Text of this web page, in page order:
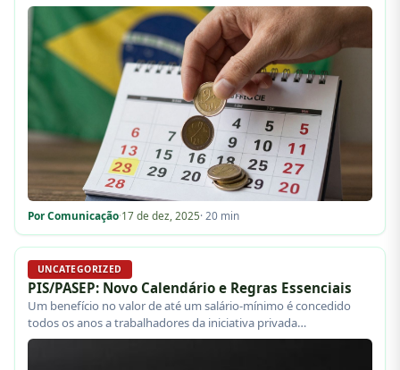
Por Comunicação·17 de dez, 2025· 20 min
UNCATEGORIZED
PIS/PASEP: Novo Calendário e Regras Essenciais
Um benefício no valor de até um salário-mínimo é concedido
todos os anos a trabalhadores da iniciativa privada…